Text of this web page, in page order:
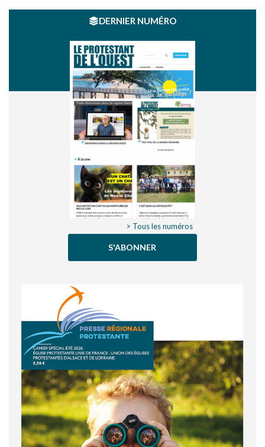
DERNIER NUMÉRO
> Tous les numéros
S'ABONNER